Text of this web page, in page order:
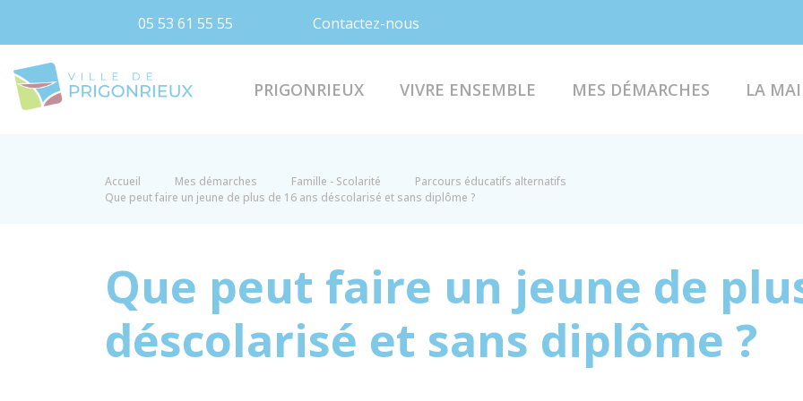
05 53 61 55 55 Contactez-nous
PRIGONRIEUX VIVRE ENSEMBLE MES DÉMARCHES LA
Accueil Mes démarches Famille - Scolarité
Parcours éducatifs alternatifs
Que peut faire un jeune de plus de 16 ans déscolarisé et sans diplôme ?
Que peut faire un jeune de
déscolarisé et sans diplôme ?